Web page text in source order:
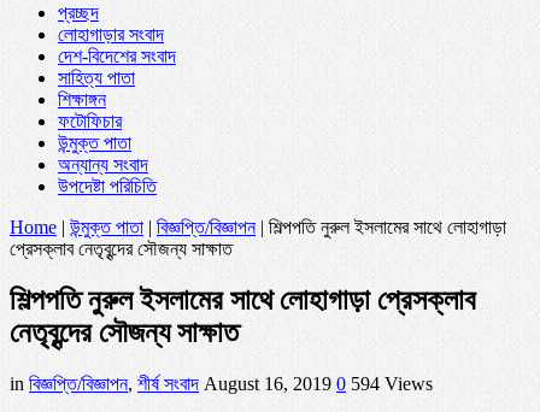
প্রচ্ছদ
লোহাগাড়ার সংবাদ
দেশ-বিদেশের সংবাদ
সাহিত্য পাতা
শিক্ষাঙ্গন
ফটোফিচার
উন্মুক্ত পাতা
অন্যান্য সংবাদ
উপদেষ্টা পরিচিতি
Home | উন্মুক্ত পাতা | বিজ্ঞপ্তি/বিজ্ঞাপন | শিল্পপতি নুরুল ইসলামের সাথে লোহাগাড়া
প্রেসক্লাব নেতৃবৃন্দের সৌজন্য সাক্ষাত
শিল্পপতি নুরুল ইসলামের সাথে লোহাগাড়া প্রেসক্লাব
নেতৃবৃন্দের সৌজন্য সাক্ষাত
in বিজ্ঞপ্তি/বিজ্ঞাপন, শীর্ষ সংবাদ August 16, 2019 0 594 Views